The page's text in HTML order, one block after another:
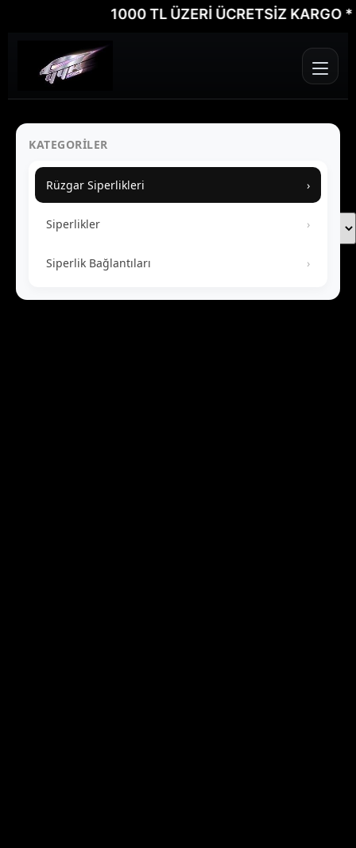
1000 TL ÜZERİ ÜCRETSİZ KARGO *
KATEGORILER
Rüzgar Siperlikleri ›
Siperlikler ›
Siperlik Bağlantıları ›